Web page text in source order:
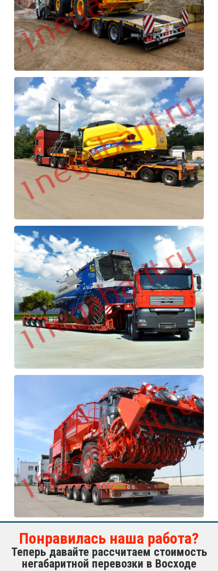
Понравилась наша работа?
Теперь давайте рассчитаем стоимость
негабаритной перевозки в Восходе